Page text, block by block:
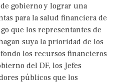
gobierno y lograr una
para la salud financiera de
que los representantes de
suya la prioridad de los
los recursos financieros
del DF, los Jefes
públicos que los